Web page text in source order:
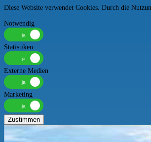
Diese Website verwendet Cookies. Durch die
Notwendig
Statistiken
Externe Medien
Marketing
Zustimmen